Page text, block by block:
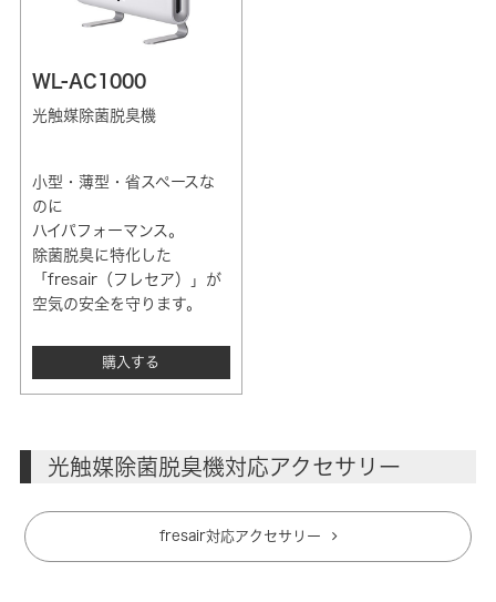
WL-AC1000
光触媒除菌脱臭機
小型・薄型・省スペースな
のに
ハイパフォーマンス。
除菌脱臭に特化した
「fresair（フレセア）」が
空気の安全を守ります。
購入する
光触媒除菌脱臭機対応アクセサリー
fresair対応アクセサリー